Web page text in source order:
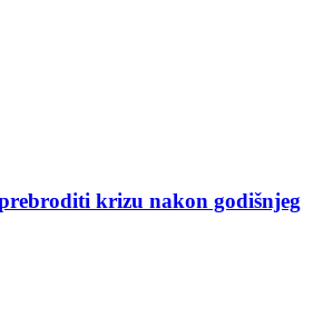
krizu nakon godišnjeg